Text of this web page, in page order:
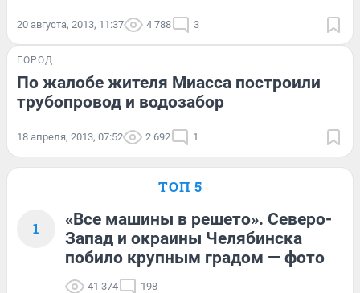
20 августа, 2013, 11:37 4 788 3
ГОРОД
По жалобе жителя Миасса построили
трубопровод и водозабор
18 апреля, 2013, 07:52 2 692 1
ТОП 5
1
«Все машины в решето». Северо-
Запад и окраины Челябинска
побило крупным градом — фото
41 374 198